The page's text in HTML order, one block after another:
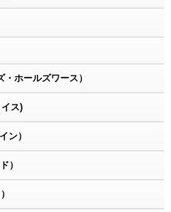
ホールズワース）
ス)
ン）
）